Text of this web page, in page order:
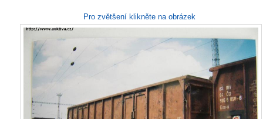
Pro zvětšení klikněte na obrázek